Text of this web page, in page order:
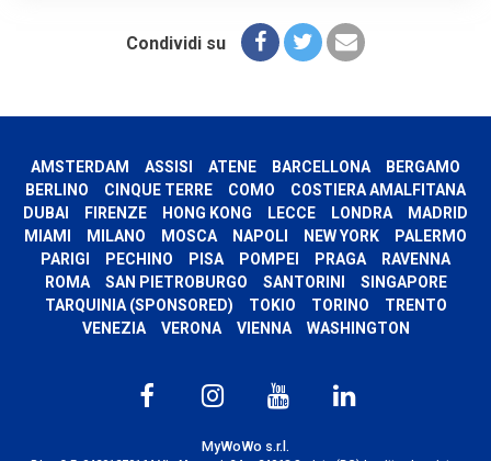
Condividi su
AMSTERDAM ASSISI ATENE BARCELLONA
BERGAMO
BERLINO
CINQUE TERRE COMO
COSTIERA AMALFITANA
DUBAI
FIRENZE HONG KONG LECCE LONDRA
MADRID
MIAMI
MILANO MOSCA NAPOLI NEW YORK
PALERMO
PARIGI
PECHINO PISA POMPEI PRAGA
RAVENNA
ROMA
SAN PIETROBURGO SANTORINI
SINGAPORE
TARQUINIA (SPONSORED)
TOKIO TORINO
TRENTO
VENEZIA
VERONA VIENNA WASHINGTON
MyWoWo s.r.l.